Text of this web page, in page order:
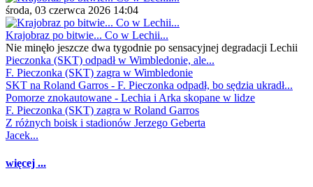
środa, 03 czerwca 2026 14:04
Krajobraz po bitwie... Co w Lechii...
Nie minęło jeszcze dwa tygodnie po sensacyjnej degradacji Lechii
Pieczonka (SKT) odpadł w Wimbledonie, ale...
F. Pieczonka (SKT) zagra w Wimbledonie
SKT na Roland Garros - F. Pieczonka odpadł, bo sędzia ukradł...
Pomorze znokautowane - Lechia i Arka skopane w lidze
F. Pieczonka (SKT) zagra w Roland Garros
Z różnych boisk i stadionów Jerzego Geberta
Jacek...
więcej ...